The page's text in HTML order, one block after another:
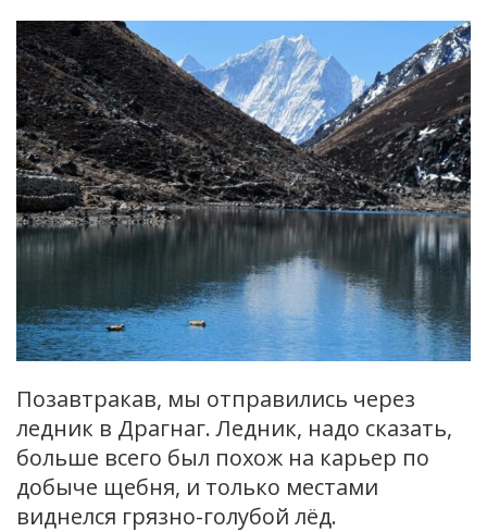
Позавтракав, мы отправились через
ледник в Драгнаг. Ледник, надо сказать,
больше всего был похож на карьер по
добыче щебня, и только местами
виднелся грязно-голубой лёд.